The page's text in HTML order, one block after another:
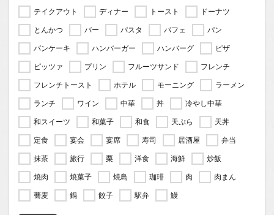
テイクアウト
ディナー トースト
ドーナツ
とんかつ
バー パスタ パフェ
パン
パンケーキ
ハンバーガー ハンバーグ
ピザ
ピッツァ
プリン フルーツサンド
フレンチ
フレンチトースト
ホテル モーニング
ラーメン
ランチ
ワイン 中華 丼
冷やし中華
和スイーツ
和菓子 和食 天ぷら
天丼
定食
宴会 宴席 寿司 居酒屋
弁当
抹茶
旅行 栗 洋食 海鮮
炒飯
焼肉
焼菓子 焼鳥 珈琲 肉
肉まん
蕎麦
鍋 餃子 駅弁 鰻